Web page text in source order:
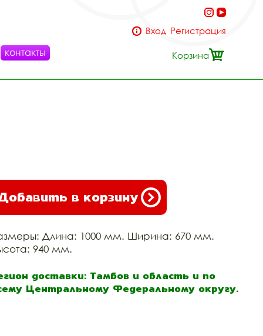
контакты
Вход Регистрация
Корзина
в корзину
Длина: 1000 мм. Ширина: 670 мм.
940 мм.
доставки: Тамбов и область и по
Центральному Федеральному округу.